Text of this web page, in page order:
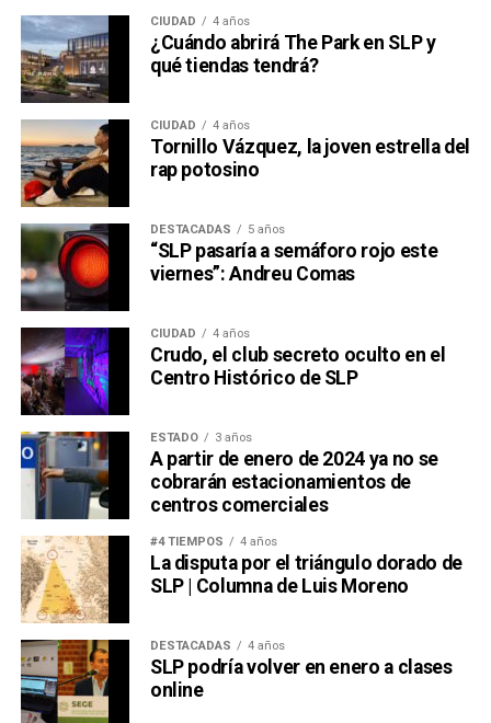
CIUDAD 4 años
¿Cuándo abrirá The Park en SLP y
qué tiendas tendrá?
CIUDAD 4 años
Tornillo Vázquez, la joven estrella del
rap potosino
DESTACADAS 5 años
“SLP pasaría a semáforo rojo este
viernes”: Andreu Comas
CIUDAD 4 años
Crudo, el club secreto oculto en el
Centro Histórico de SLP
ESTADO 3 años
A partir de enero de 2024 ya no se
cobrarán estacionamientos de
centros comerciales
#4 TIEMPOS 4 años
La disputa por el triángulo dorado de
SLP | Columna de Luis Moreno
DESTACADAS 4 años
SLP podría volver en enero a clases
online